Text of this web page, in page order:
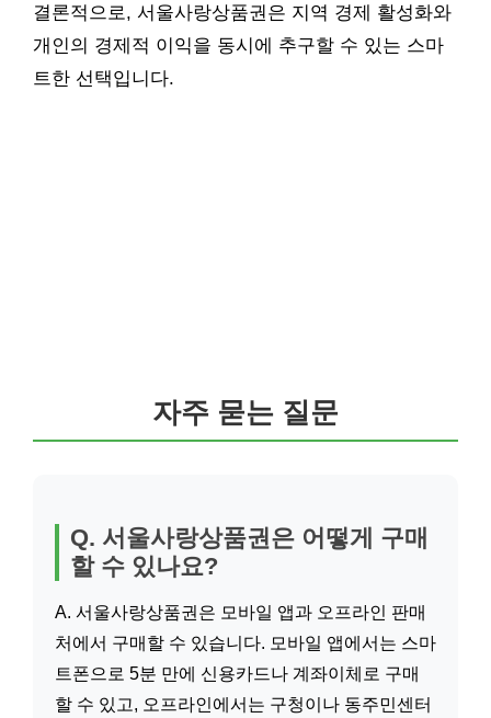
결론적으로, 서울사랑상품권은 지역 경제 활성화와
개인의 경제적 이익을 동시에 추구할 수 있는 스마
트한 선택입니다.
자주 묻는 질문
Q. 서울사랑상품권은 어떻게 구매
할 수 있나요?
A. 서울사랑상품권은 모바일 앱과 오프라인 판매
처에서 구매할 수 있습니다. 모바일 앱에서는 스마
트폰으로 5분 만에 신용카드나 계좌이체로 구매
할 수 있고, 오프라인에서는 구청이나 동주민센터